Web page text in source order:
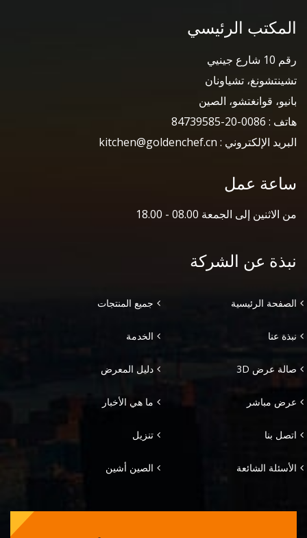
المكتب الرئيسي
رقم 10 شارع جينيي
تشينتشونغ، تشياونان
بانيو، قوانغتشو، الصين
هاتف : 0086-20-84739585
البريد الإلكتروني : kitchen@goldenchef.cn
ساعة عمل
من الاثنين إلى الجمعة 08.00 - 18.00
نبذة عن الشركة
الصفحة الرئيسية جميع المنتجات
نبذة عنا الخدمة
صالة عرض 3D دليل المعرض
عرض مباشر ما هي الأخبار
اتصل بنا تنزيل
الأسئلة الشائعة الصين أشين